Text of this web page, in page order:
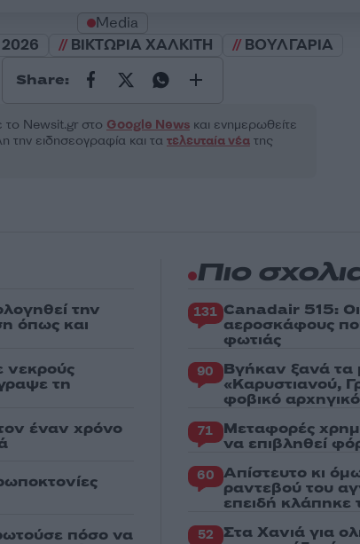
Media
2026
ΒΙΚΤΩΡΙΑ ΧΑΛΚΙΤΗ ΒΟΥΛΓΑΡΙΑ
Share:
το Νewsit.gr στο Google Newsκαι ενημερωθείτε
την ειδησεογραφία και τα τελευταία νέατης
την
όπως και
νεκρούς
τη
έναν χρόνο
πόσο να
Πιο
131 Canadair 515:
αεροσκάφους
φωτιάς
90 Βγήκαν ξανά τα
«Καρυστιανού,
φοβικό
71 Μεταφορές
να επιβληθεί
60 Απίστευτο κι
ραντεβού του
επειδή κλάπηκε
52 Στα Χανιά για